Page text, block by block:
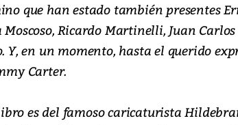
que han estado también presentes
Ricardo Martinelli, Juan
Y, en un momento, hasta el querido
Carter.
es del famoso caricaturista